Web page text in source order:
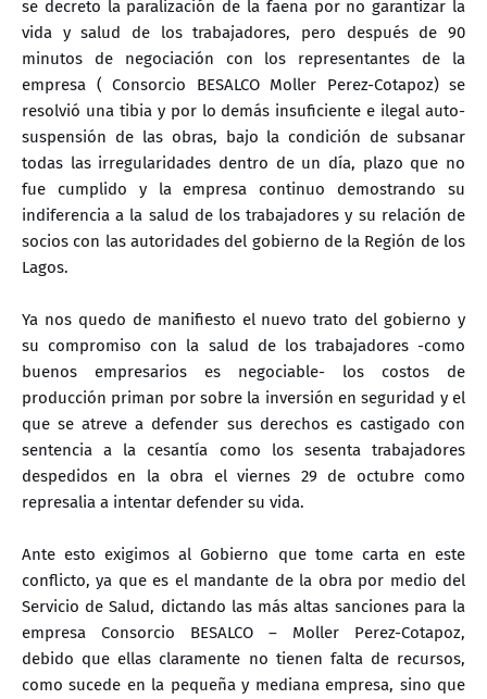
se decreto la paralización de la faena por no garantizar la
vida y salud de los trabajadores, pero después de 90
minutos de negociación con los representantes de la
empresa ( Consorcio BESALCO Moller Perez-Cotapoz) se
resolvió una tibia y por lo demás insuficiente e ilegal auto-
suspensión de las obras, bajo la condición de subsanar
todas las irregularidades dentro de un día, plazo que no
fue cumplido y la empresa continuo demostrando su
indiferencia a la salud de los trabajadores y su relación de
socios con las autoridades del gobierno de la Región de los
Lagos.
Ya nos quedo de manifiesto el nuevo trato del gobierno y
su compromiso con la salud de los trabajadores -como
buenos empresarios es negociable- los costos de
producción priman por sobre la inversión en seguridad y el
que se atreve a defender sus derechos es castigado con
sentencia a la cesantía como los sesenta trabajadores
despedidos en la obra el viernes 29 de octubre como
represalia a intentar defender su vida.
Ante esto exigimos al Gobierno que tome carta en este
conflicto, ya que es el mandante de la obra por medio del
Servicio de Salud, dictando las más altas sanciones para la
empresa Consorcio BESALCO – Moller Perez-Cotapoz,
debido que ellas claramente no tienen falta de recursos,
como sucede en la pequeña y mediana empresa, sino que